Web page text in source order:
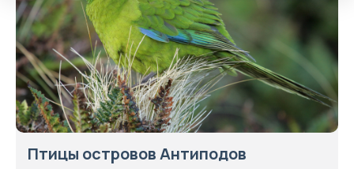
Птицы островов Антиподов